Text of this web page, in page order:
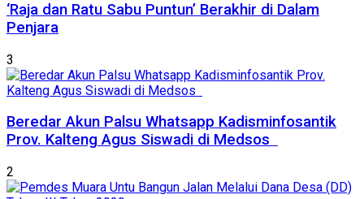
‘Raja dan Ratu Sabu Puntun’ Berakhir di Dalam
Penjara
3
Beredar Akun Palsu Whatsapp Kadisminfosantik
Prov. Kalteng Agus Siswadi di Medsos
2